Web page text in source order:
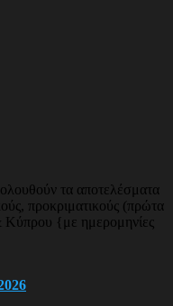
τα αποτελέσματα
προκριματικούς (πρώτα
{με ημερομηνίες